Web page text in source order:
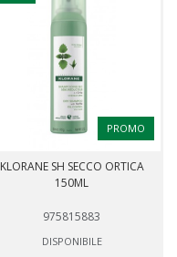
PROMO
KLORANE SH SECCO ORTICA
150ML
975815883
DISPONIBILE